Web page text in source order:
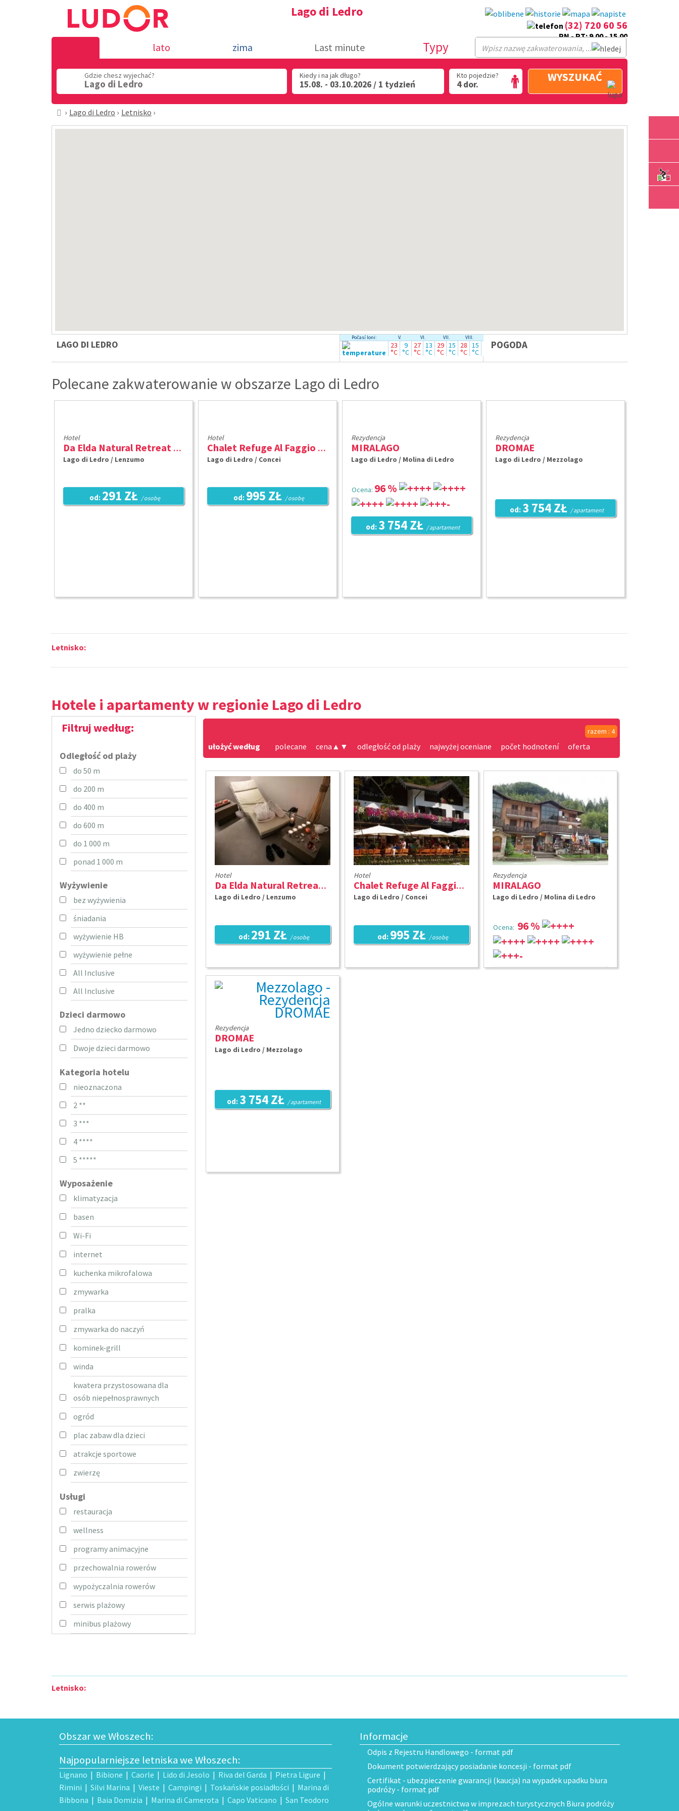
Lago di Ledro
(32) 720 60 56
PN - PT: 9.00 - 15.00
lato zima Last minute Typy
Gdzie chesz wyjechać?
Lago di Ledro
Kiedy i na jak długo?
15.08. - 03.10.2026 / 1 tydzień
Kto pojedzie?
4 dor.
WYSZUKAĆ
Lago di Ledro Letnisko
LAGO DI LEDRO
Počasí loni: V. VI. VII. VIII.
23
°C
9
°C
27
°C
13
°C
29
°C
15
°C
28
°C
15
°C
11
POGODA
Polecane zakwaterowanie w obszarze Lago di Ledro
Hotel
Da Elda Natural Retreat ****
Lago di Ledro / Lenzumo
od: 291 ZŁ / osobę
Hotel
Chalet Refuge Al Faggio ***
Lago di Ledro / Concei
od: 995 ZŁ / osobę
Rezydencja
MIRALAGO
Lago di Ledro / Molina di Ledro
Ocena: 96 %
od: 3 754 ZŁ / apartament
Rezydencja
DROMAE
Lago di Ledro / Mezzolago
od: 3 754 ZŁ / apartament
Letnisko:
Hotele i apartamenty w regionie Lago di Ledro
Filtruj według:
Odległość od plaży
do 50 m
do 200 m
do 400 m
do 600 m
do 1 000 m
ponad 1 000 m
Wyżywienie
bez wyżywienia
śniadania
wyżywienie HB
wyżywienie pełne
All Inclusive
All Inclusive
Dzieci darmowo
Jedno dziecko darmowo
Dwoje dzieci darmowo
Kategoria hotelu
nieoznaczona
2 **
3 ***
4 ****
5 *****
Wyposażenie
klimatyzacja
basen
Wi-Fi
internet
kuchenka mikrofalowa
zmywarka
pralka
zmywarka do naczyń
kominek-grill
winda
kwatera przystosowana dla
osób niepełnosprawnych
ogród
plac zabaw dla dzieci
atrakcje sportowe
zwierzę
Usługi
restauracja
wellness
programy animacyjne
przechowalnia rowerów
wypożyczalnia rowerów
serwis plażowy
minibus plażowy
razem : 4
ułożyć według polecane cena ▲ ▼ odległość od plaży najwyżej oceniane počet hodnotení oferta
Hotel
Da Elda Natural Retreat ****
Lago di Ledro / Lenzumo
od: 291 ZŁ / osobę
Hotel
Chalet Refuge Al Faggio ***
Lago di Ledro / Concei
od: 995 ZŁ / osobę
Rezydencja
MIRALAGO
Lago di Ledro / Molina di Ledro
Ocena: 96 %
Rezydencja
DROMAE
Lago di Ledro / Mezzolago
od: 3 754 ZŁ / apartament
Letnisko:
Obszar we Włoszech:
Najpopularniejsze letniska we Włoszech:
Lignano | Bibione | Caorle | Lido di Jesolo | Riva del Garda | Pietra Ligure |
Rimini | Silvi Marina | Vieste | Campingi | Toskańskie posiadłości | Marina di
Bibbona | Baia Domizia | Marina di Camerota | Capo Vaticano | San Teodoro
Informacje
Odpis z Rejestru Handlowego - format pdf
Dokument potwierdzający posiadanie koncesji - format pdf
Certifikat - ubezpieczenie gwarancji (kaucja) na wypadek upadku biura
podróży - format pdf
Ogólne warunki uczestnictwa w imprezach turystycznych Biura podróży